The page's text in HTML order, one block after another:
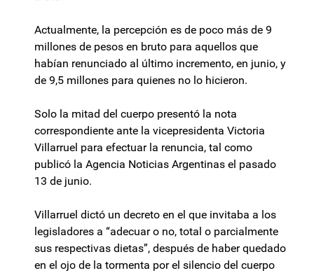
Actualmente, la percepción es de poco más de 9
millones de pesos en bruto para aquellos que
habían renunciado al último incremento, en junio, y
de 9,5 millones para quienes no lo hicieron.
Solo la mitad del cuerpo presentó la nota
correspondiente ante la vicepresidenta Victoria
Villarruel para efectuar la renuncia, tal como
publicó la Agencia Noticias Argentinas el pasado
13 de junio.
Villarruel dictó un decreto en el que invitaba a los
legisladores a “adecuar o no, total o parcialmente
sus respectivas dietas”, después de haber quedado
en el ojo de la tormenta por el silencio del cuerpo